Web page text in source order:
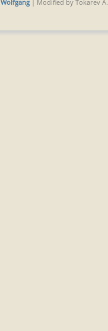
Wolfgang | Modified by Tokarev